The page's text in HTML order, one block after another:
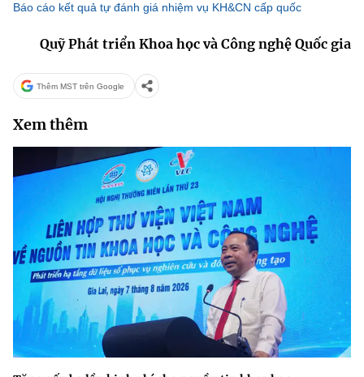
BỘ KHOA HỌC VÀ CÔNG NGHỆ
Điều khoản sử dụng Theo dõi MST:
Chịu trách nhiệm nội dung: Nguyễn Thị Hải Hằng
Giám đốc Trung tâm Truyền thông Khoa học và Công nghệ.
Địa chỉ: Ban Biên tập Cổng TTĐT - 18 Nguyễn Du, TP. Hà Nội
Điện thoại: 024 3936 9506
Email:stc@mst.gov.vn
©2026 Bản quyền thuộc Bộ Khoa Học và Công Nghệ
(Ghi rõ nguồn "https://mst.gov.vn" khi phát hành lại thông tin từ
website này)
Báo cáo kết quả tự đánh giá nhiệm vụ KH&CN cấp quốc
Quỹ Phát triển Khoa học và Công nghệ Quốc gia
Thêm MST trên Google
Xem thêm